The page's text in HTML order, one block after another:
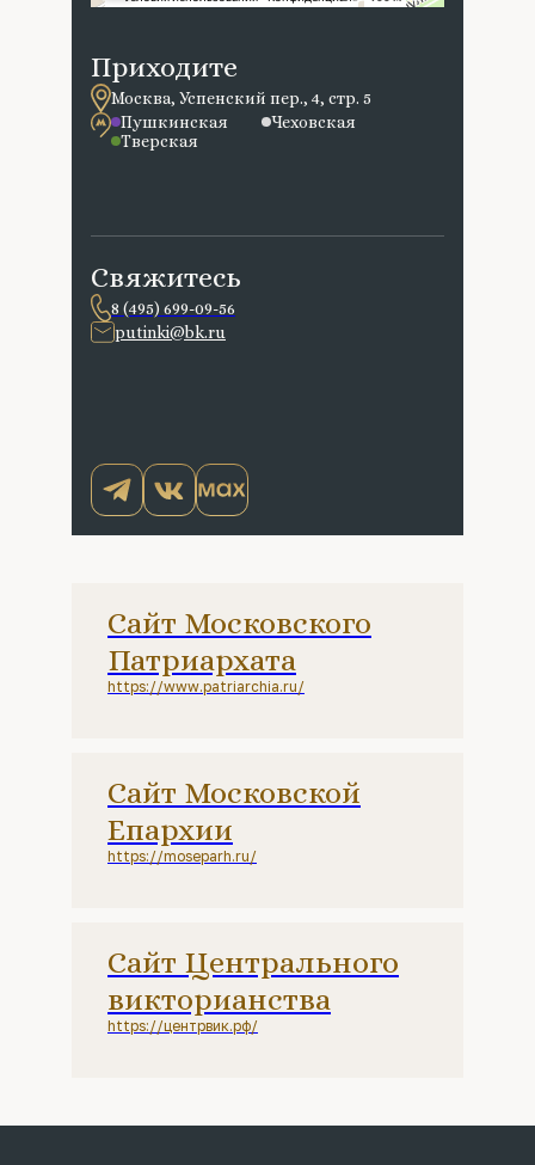
Свяжитесь
8 (495) 699-09-56
putinki@bk.ru
Приходите
Москва, Успенский пер., 4, стр. 5
Пушкинская
Чеховская
Тверская
Сайт Центрального
викторианства
https://центрвик.рф/
Сайт Московской
Епархии
https://moseparh.ru/
Сайт Московского
Патриархата
https://www.patriarchia.ru/